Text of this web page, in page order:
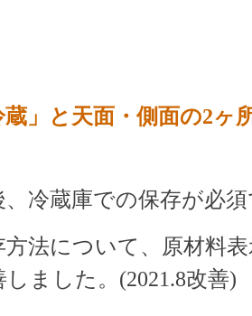
蔵」と天面・側面の2ヶ
冷蔵庫での保存が必須
方法について、原材料
ました。(2021.8改善)